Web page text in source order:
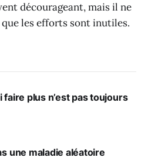
décourageant, mais il ne
les efforts sont inutiles.
plus n’est pas toujours
une maladie aléatoire